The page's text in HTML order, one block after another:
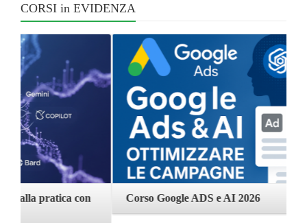
CORSI in EVIDENZA
Corso Google ADS e AI 2026